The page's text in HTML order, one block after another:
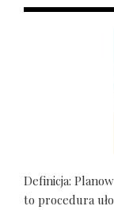
Definicja:
to procedura